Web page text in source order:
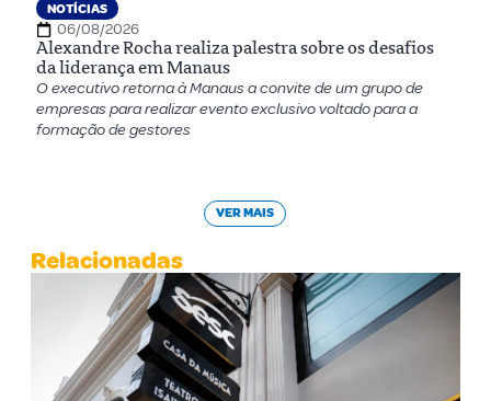
NOTÍCIAS
06/08/2026
Alexandre Rocha realiza palestra sobre os desafios
da liderança em Manaus
O executivo retorna à Manaus a convite de um grupo de
empresas para realizar evento exclusivo voltado para a
formação de gestores
VER MAIS
Relacionadas